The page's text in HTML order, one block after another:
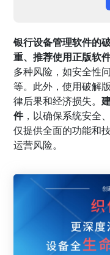
银行设备管理软件的
重、推荐使用正版软
多种风险，如安全性
等。此外，使用破解
律后果和经济损失。
件，以确保系统安全
仅提供全面的功能和
运营风险。